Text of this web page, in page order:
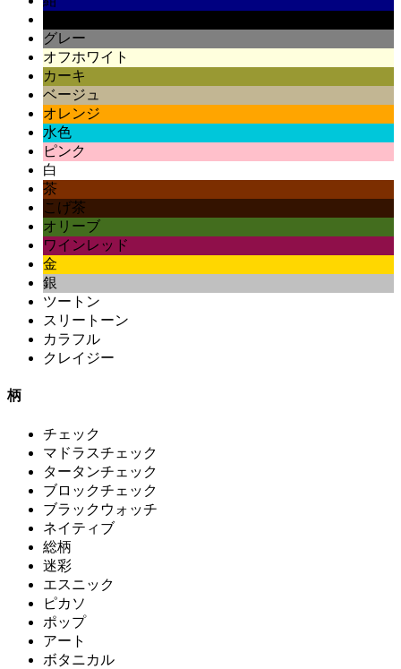
グレー
オフホワイト
カーキ
ベージュ
オレンジ
水色
ピンク
白
茶
こげ茶
オリーブ
ワインレッド
金
銀
ツートン
スリートーン
カラフル
クレイジー
柄
チェック
マドラスチェック
タータンチェック
ブロックチェック
ブラックウォッチ
ネイティブ
総柄
迷彩
エスニック
ピカソ
ポップ
アート
ボタニカル